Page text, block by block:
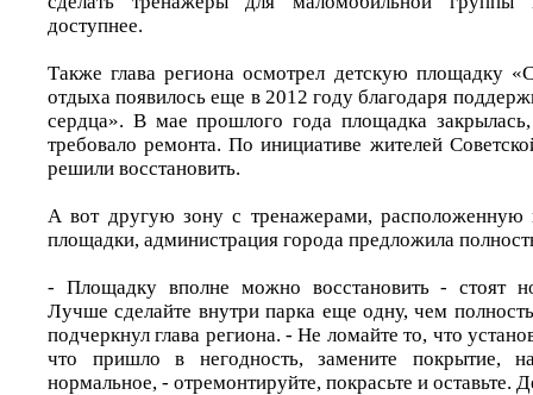
доступнее.
Также глава региона осмотрел детскую площадку
отдыха появилось еще в 2012 году благодаря
сердца». В мае прошлого года площадка
требовало ремонта. По инициативе жителей
решили восстановить.
А вот другую зону с тренажерами, расположенную
площадки, администрация города предложила
- Площадку вполне можно восстановить - стоят
Лучше сделайте внутри парка еще одну, чем
подчеркнул глава региона. - Не ломайте то, что
что пришло в негодность, замените покрытие,
нормальное, - отремонтируйте, покрасьте и оставьте.